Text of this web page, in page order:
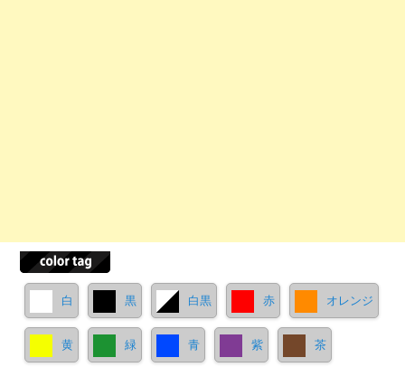
白 黒 白黒 赤 オレンジ
黄 緑 青 紫 茶